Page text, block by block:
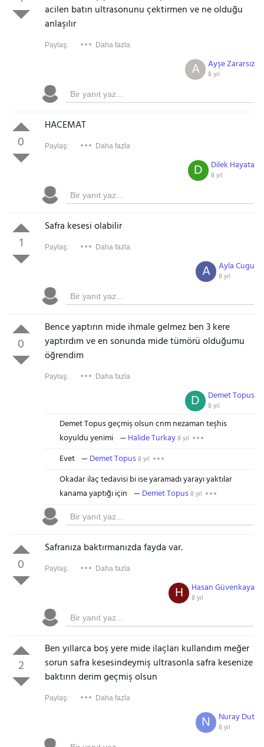
acilen batın ultrasonunu çektirmen ve ne olduğu
anlaşılır
Paylaş: Daha fazla
Ayşe Zararsız
8 yıl
A
0
HACEMAT
Paylaş: Daha fazla
Dilek Hayata
8 yıl
D
1
Safra kesesi olabilir
Paylaş: Daha fazla
Ayla Cugu
8 yıl
A
0
Bence yaptırın mide ihmale gelmez ben 3 kere
yaptırdım ve en sonunda mide tümörü olduğumu
öğrendim
Paylaş: Daha fazla
Demet Topus
8 yıl
D
Demet Topus geçmiş olsun cnm nezaman teşhis
koyuldu yenimi
Halide Turkay8 yıl
Evet Demet Topus8 yıl
Okadar ilaç tedavisi bi ise yaramadı yarayı yaktılar
kanama yaptığı için
Demet Topus8 yıl
0
Safranıza baktırmanızda fayda var.
Paylaş: Daha fazla
Hasan Güvenkaya
8 yıl
H
2
Ben yıllarca boş yere mide ilaçları kullandım meğer
sorun safra kesesindeymiş ultrasonla safra kesenize
baktırın derim geçmiş olsun
Paylaş: Daha fazla
Nuray Dut
8 yıl
N